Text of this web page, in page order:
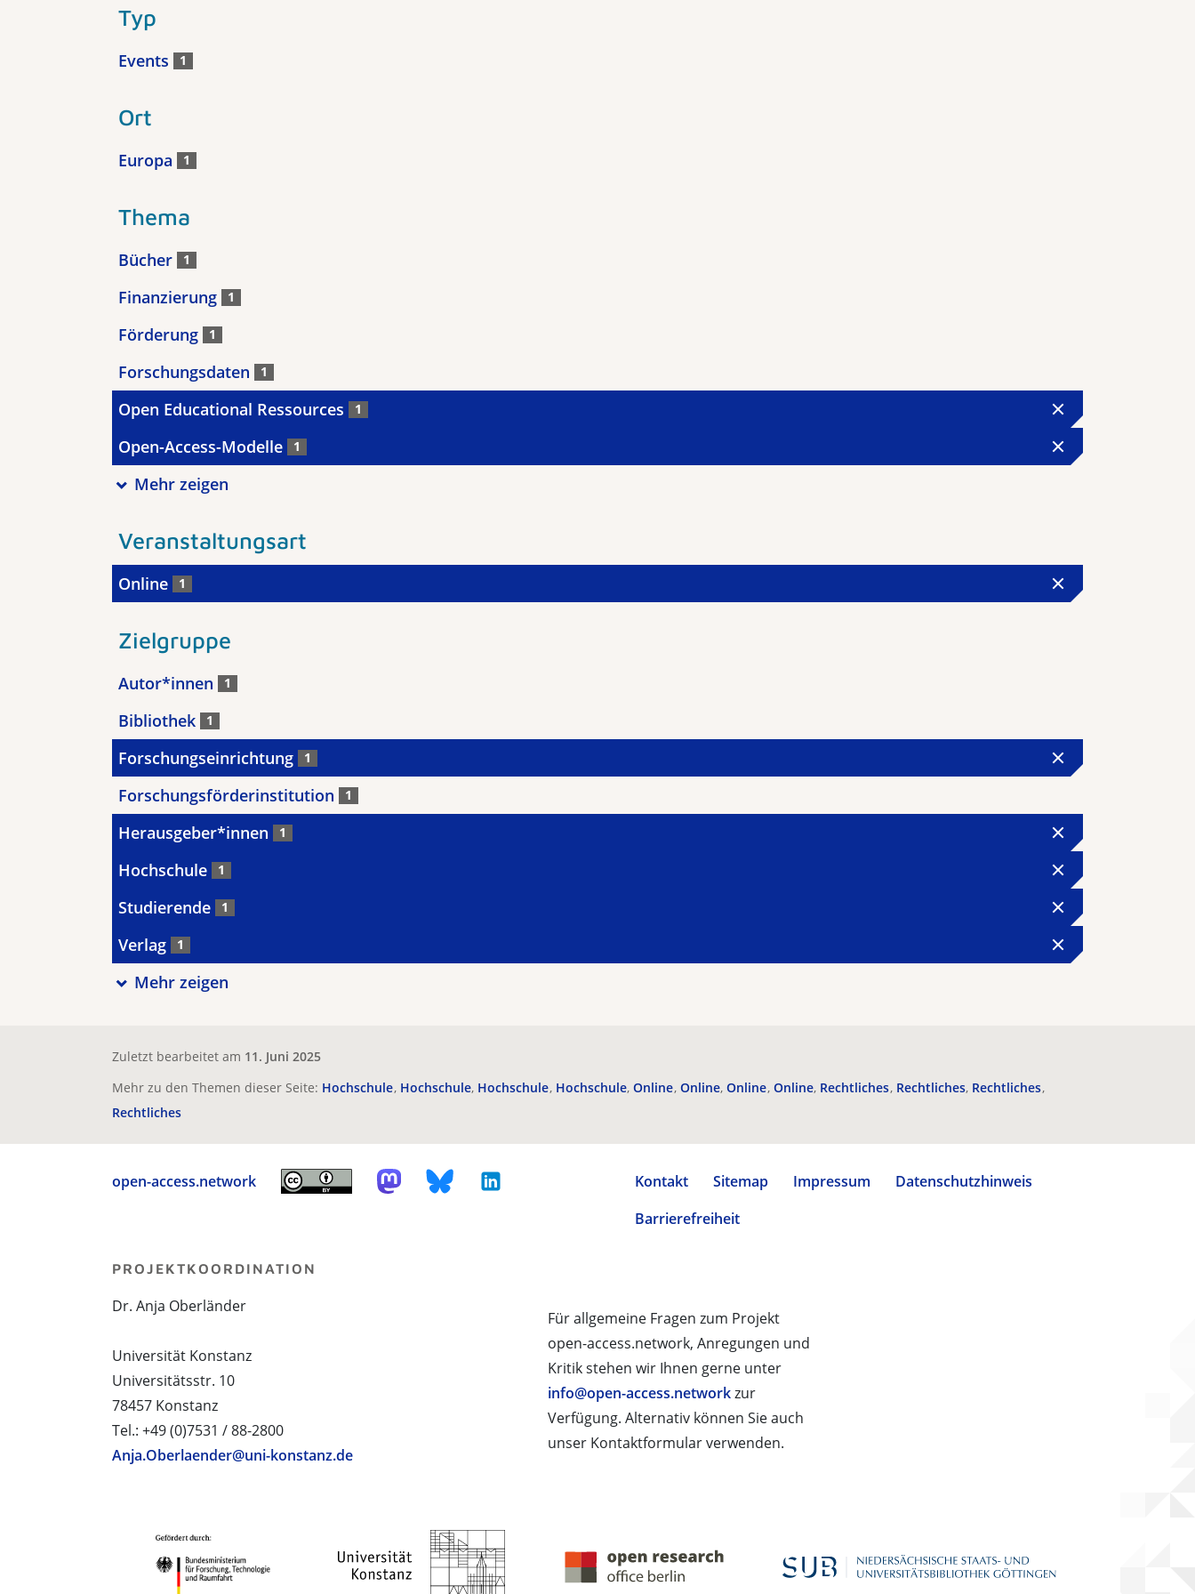
Typ
Events 1
Ort
Europa 1
Thema
Bücher 1
Finanzierung 1
Förderung 1
Forschungsdaten 1
Open Educational Ressources 1
Open-Access-Modelle 1
Mehr zeigen
Veranstaltungsart
Online 1
Zielgruppe
Autor*innen 1
Bibliothek 1
Forschungseinrichtung 1
Forschungsförderinstitution 1
Herausgeber*innen 1
Hochschule 1
Studierende 1
Verlag 1
Mehr zeigen
Zuletzt bearbeitet am 11. Juni 2025
Mehr zu den Themen dieser Seite: Hochschule Hochschule Hochschule Hochschule Online Online Online Online Rechtliches Rechtliches Rechtliches
Rechtliches
open-access.network Kontakt Sitemap Impressum
Datenschutzhinweis
Barrierefreiheit
Für allgemeine Fragen zum Projekt
open-access.network, Anregungen und
Kritik stehen wir Ihnen gerne unter
info@open-access.networkzur
Verfügung. Alternativ können Sie auch
unser Kontaktformular verwenden.
PROJEKTKOORDINATION
Dr. Anja Oberländer
Universität Konstanz
Universitätsstr. 10
78457 Konstanz
Tel.: +49 (0)7531 / 88-2800
Anja.Oberlaender@uni-konstanz.de